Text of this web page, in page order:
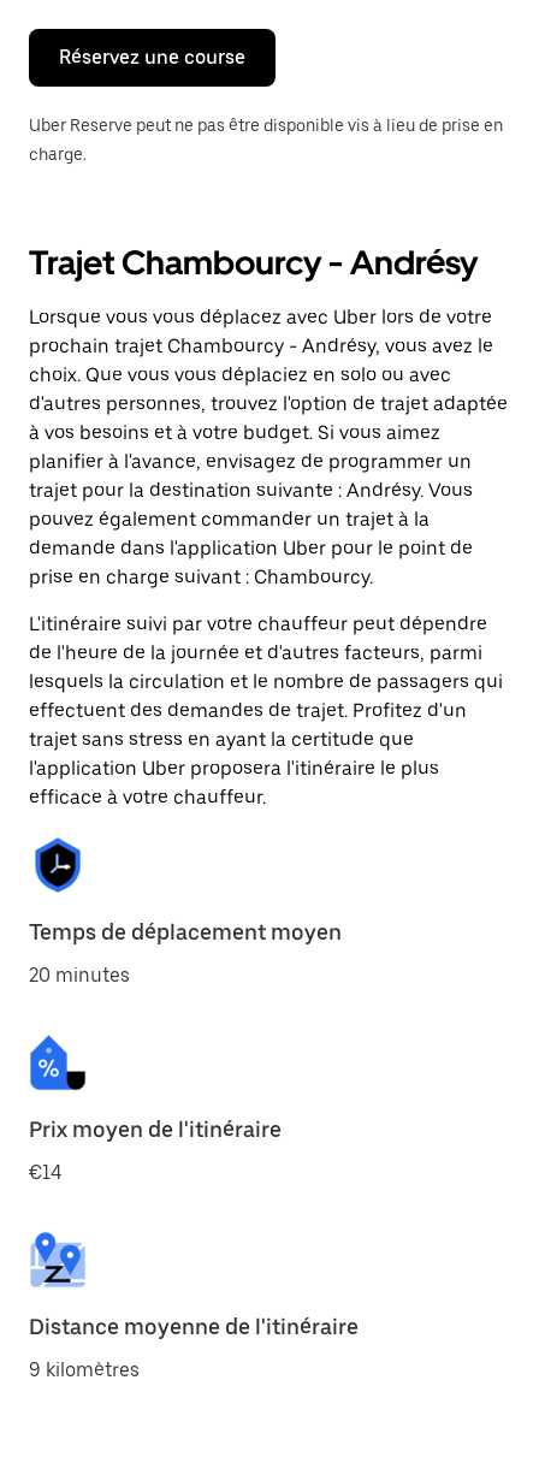
Échap
pour
fermer
calendrier.
Réservez une course
Uber Reserve peut ne pas être disponible vis à lieu de prise en
charge.
Trajet Chambourcy - Andrésy
Lorsque vous vous déplacez avec Uber lors de votre
prochain trajet Chambourcy - Andrésy, vous avez le
choix. Que vous vous déplaciez en solo ou avec
d'autres personnes, trouvez l'option de trajet adaptée
à vos besoins et à votre budget. Si vous aimez
planifier à l'avance, envisagez de programmer un
trajet pour la destination suivante : Andrésy. Vous
pouvez également commander un trajet à la
demande dans l'application Uber pour le point de
prise en charge suivant : Chambourcy.
L'itinéraire suivi par votre chauffeur peut dépendre
de l'heure de la journée et d'autres facteurs, parmi
lesquels la circulation et le nombre de passagers qui
effectuent des demandes de trajet. Profitez d'un
trajet sans stress en ayant la certitude que
l'application Uber proposera l'itinéraire le plus
efficace à votre chauffeur.
Temps de déplacement moyen
20 minutes
Prix moyen de l'itinéraire
€14
Distance moyenne de l'itinéraire
9 kilomètres